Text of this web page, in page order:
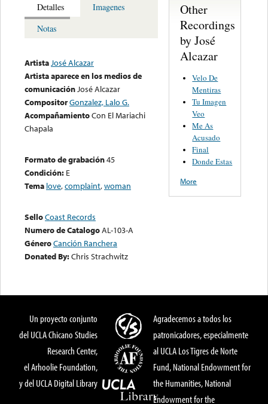
Detalles
Imagenes
Notas
ArtistaJosé Alcazar
Artista aparece en los medios de
comunicaciónJosé Alcazar
CompositorGonzalez, Lalo G.
AcompañamientoCon El Mariachi
Chapala
Formato de grabación45
Condición: E
Tema love,complaint,woman
SelloCoast Records
Numero de CatalogoAL-103-A
GéneroCanción Ranchera
Donated By:Chris Strachwitz
Other
Recordings
by José
Alcazar
Velo De
Mentiras
Tu Imagen
Veo
Me As
Acusado
Final
Donde Estas
More
Un proyecto conjunto
del UCLA Chicano Studies
Research Center,
el Arhoolie Foundation,
y del UCLA Digital Library
Agradecemos a todos los
patronicadores, especialmente
al UCLA Los Tigres de Norte
Fund, National Endowment for
the Humanities, National
Endowment for the